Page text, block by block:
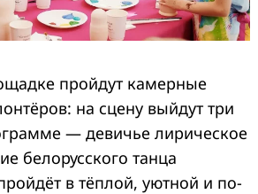
пройдут камерные
на сцену выйдут три
— девичье лирическое
белорусского танца
в тёплой, уютной и по-